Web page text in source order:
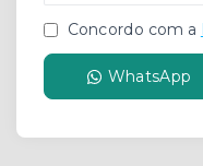
Concordo com a
WhatsApp